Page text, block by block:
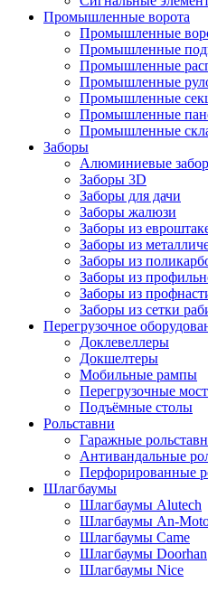
Промышленные ворота
Промышленные
Промышленные
Промышленные
Промышленные
Промышленные
Промышленные
Промышленные
Заборы
Алюминиевые
Заборы 3D
Заборы для дачи
Заборы жалюзи
Заборы из
Заборы из
Заборы из
Заборы из
Заборы из
Заборы из сетки
Перегрузочное
Доклевеллеры
Докшелтеры
Мобильные рампы
Перегрузочные
Подъёмные столы
Рольставни
Гаражные
Антивандальные
Перфорированные
Шлагбаумы
Шлагбаумы Alutech
Шлагбаумы An-
Шлагбаумы Came
Шлагбаумы Doorhan
Шлагбаумы Nice